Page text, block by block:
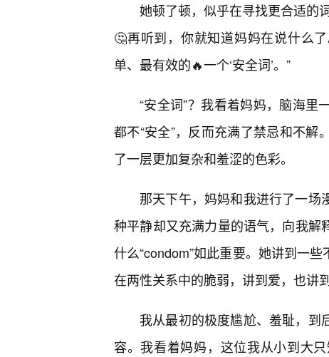
她顿了顿，似乎在寻找更合适的
🤔再听到，你就知道妈妈在说什么
单、最有效的🔥一个‘安全词’。”
“安全词”？我看着妈妈，脑海
都不“安全”，反而充满了禁忌和不
了一层更加复杂和羞涩的色彩。
那天下午，妈妈和我进行了一场
种平静却又充满力量的语气，向我解
什么“condom”如此重要。她讲到一
在两性关系中的脆弱，讲到爱，也讲
我从最初的极度尴尬、羞耻，到
容。我看着妈妈，这位我从小到大